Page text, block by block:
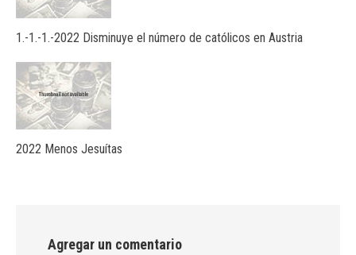
1.-1.-1.-2022 Disminuye el número de católicos en Austria
2022 Menos Jesuítas
Agregar un comentario